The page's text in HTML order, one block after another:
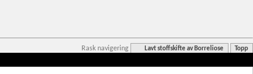
Rask navigering Lavt stoffskifte av Borreliose Topp